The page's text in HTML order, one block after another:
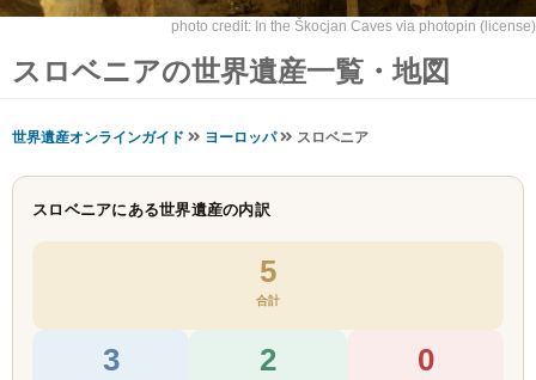
photo credit: In the Škocjan Caves via photopin (license)
スロベニアの世界遺産一覧・地図
世界遺産オンラインガイド ヨーロッパ スロベニア
スロベニアにある世界遺産の内訳
5
合計
3 2 0